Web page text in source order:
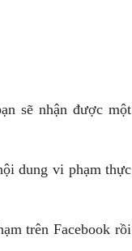
sẽ nhận được một
dung vi phạm thực
trên Facebook rồi